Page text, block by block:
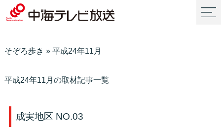
そぞろ歩き » 平成24年11月
平成24年11月の取材記事一覧
成実地区 NO.03